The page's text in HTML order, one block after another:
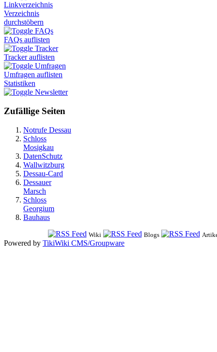
Linkverzeichnis
Verzeichnis
durchstöbern
FAQs
FAQs auflisten
Tracker
Tracker auflisten
Umfragen
Umfragen auflisten
Statistiken
Newsletter
Zufällige Seiten
Notrufe Dessau
Schloss
Mosigkau
DatenSchutz
Wallwitzburg
Dessau-Card
Dessauer
Marsch
Schloss
Georgium
Bauhaus
Wiki Blogs
Powered by TikiWiki CMS/Groupware